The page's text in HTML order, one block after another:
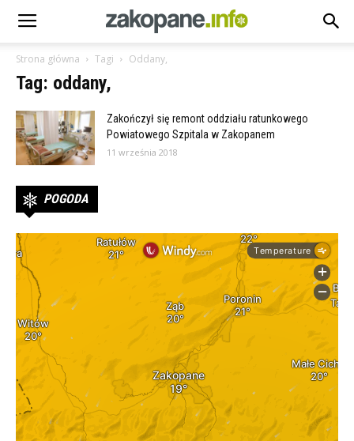
Strona główna Tagi Oddany,
Tag: oddany,
Zakończył się remont oddziału ratunkowego
Powiatowego Szpitala w Zakopanem
11 września 2018
POGODA